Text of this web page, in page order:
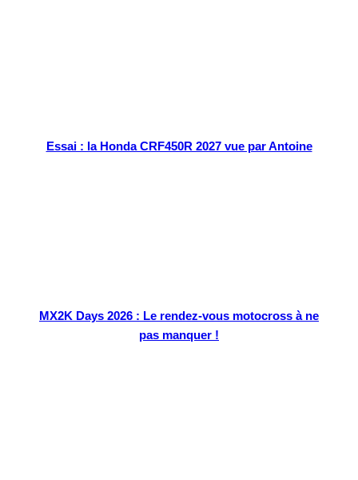
Essai : la Honda CRF450R 2027 vue par Antoine
MX2K Days 2026 : Le rendez-vous motocross à ne
pas manquer !